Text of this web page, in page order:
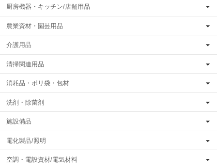
厨房機器・キッチン/店舗用品
農業資材・園芸用品
介護用品
清掃関連用品
消耗品・ポリ袋・包材
洗剤・除菌剤
施設備品
電化製品/照明
空調・電設資材/電気材料